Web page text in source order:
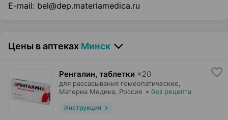
E-mail: bel@dep.materiamedica.ru
Цены в аптеках Минск
Ренгалин, таблетки ×20
для рассасывания гомеопатические,
Материа Медика, Россия • без рецепта
Инструкция